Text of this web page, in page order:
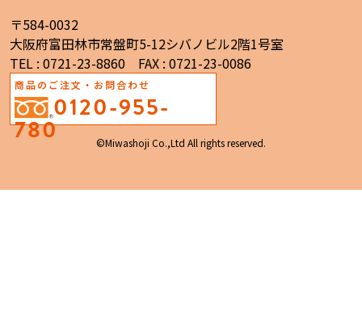
〒584-0032
大阪府富田林市常盤町5-12シバノビル2階1号室
TEL : 0721-23-8860 FAX : 0721-23-0086
商品のご注文・お問合わせ
0120-955-
780 ©Miwashoji Co.,Ltd All rights reserved.